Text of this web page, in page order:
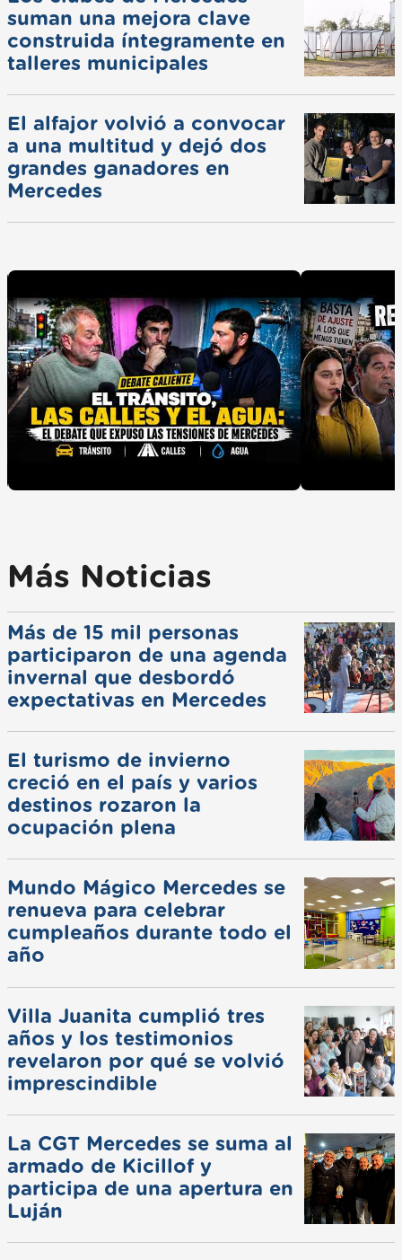
suman una mejora clave
construida íntegramente en
talleres municipales
El alfajor volvió a convocar
a una multitud y dejó dos
grandes ganadores en
Mercedes
Más Noticias
Más de 15 mil personas
participaron de una agenda
invernal que desbordó
expectativas en Mercedes
El turismo de invierno
creció en el país y varios
destinos rozaron la
ocupación plena
Mundo Mágico Mercedes se
renueva para celebrar
cumpleaños durante todo el
año
Villa Juanita cumplió tres
años y los testimonios
revelaron por qué se volvió
imprescindible
La CGT Mercedes se suma al
armado de Kicillof y
participa de una apertura en
Luján